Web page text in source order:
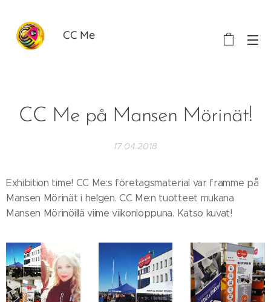
CC Me
CC Me på Mansen Mörinät!
17.04.2018
Exhibition time! CC Me:s företagsmaterial var framme på
Mansen Mörinät i helgen. CC Me:n tuotteet mukana
Mansen Mörinöillä viime viikonloppuna. Katso kuvat!